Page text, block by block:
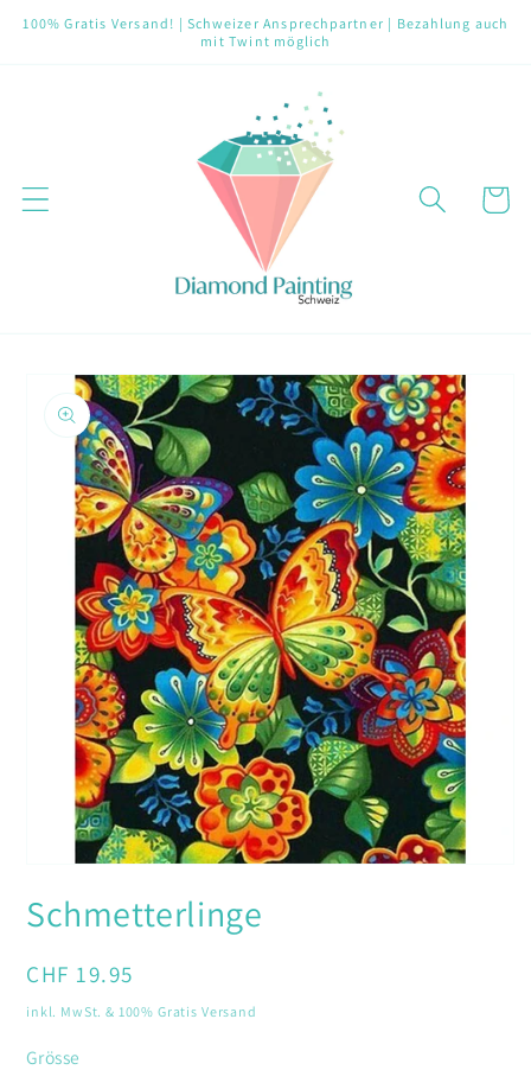
zum
100% Gratis Versand! | Schweizer Ansprechpartner | Bezahlung auch
mit Twint möglich
in
Modal
Schmetterlinge
Normaler
Preis
CHF 19.95
inkl. MwSt. & 100% Gratis Versand
Grösse